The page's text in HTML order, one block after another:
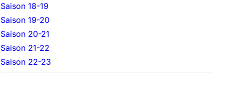
Saison 18-19
Saison 19-20
Saison 20-21
Saison 21-22
Saison 22-23